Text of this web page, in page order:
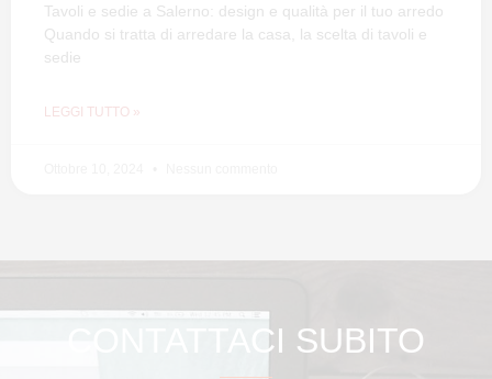
Tavoli e sedie a Salerno: design e qualità per il tuo arredo
Quando si tratta di arredare la casa, la scelta di tavoli e
sedie
LEGGI TUTTO »
CONTATTACI SUBITO